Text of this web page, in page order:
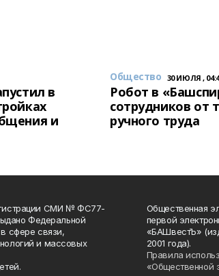
в
и
Общество 30 ИЮЛЯ ,
Робот в
сотрудников от
ручного труда
СМИ № ФС77-
Федеральной
сфере связи,
и массовых
Общественная
первой
«БАШвестЪ»
2001 года).
Правила
«Общественной